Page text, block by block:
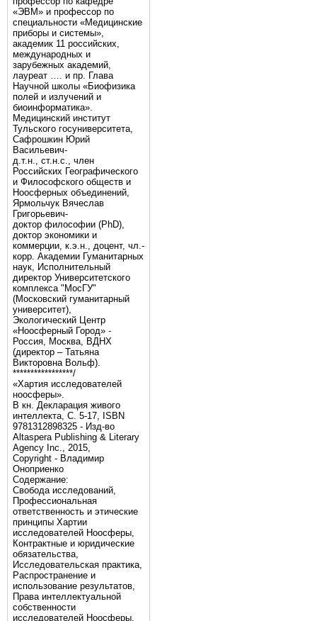
«ЭВМ» и профессор по
специальности «Медицинские
приборы и системы»,
академик 11 российских,
международных и
зарубежных академий,
лауреат …. и пр. Глава
Научной школы «Биофизика
полей и излучений и
биоинформатика».
Медицинский институт
Тульского госуниверситета,
Сафрошкин Юрий
Васильевич-
д.т.н., ст.н.с., член
Российских Географического
и Философского обществ и
Ноосферных объединений,
Ярмольчук Вячеслав
Григорьевич-
доктор философии (PhD),
доктор экономики и
коммерции, к.э.н., доцент, чл.-
корр. Академии Гуманитарных
наук, Исполнительный
директор Университетского
комплекса "МосГУ"
(Московский гуманитарный
университет),
Экологический Центр
«Ноосферный Город» -
Россия, Москва, ВДНХ
(директор – Татьяна
Викторовна Вольф).
*****************/
«Хартия исследователей
ноосферы».
В кн. Декларация живого
интеллекта, С. 5-17, ISBN
9781312898325 - Изд-во
Altaspera Publishing & Literary
Agency Inc., 2015,
Copyright - Владимир
Оноприенко
Содержание:
Свобода исследований,
Профессиональная
ответственность и этические
принципы Хартии
исследователей Ноосферы,
Контрактные и юридические
обязательства,
Исследовательская практика,
Распространение и
использование результатов,
Права интеллектуальной
собственности
исследователей Ноосферы,